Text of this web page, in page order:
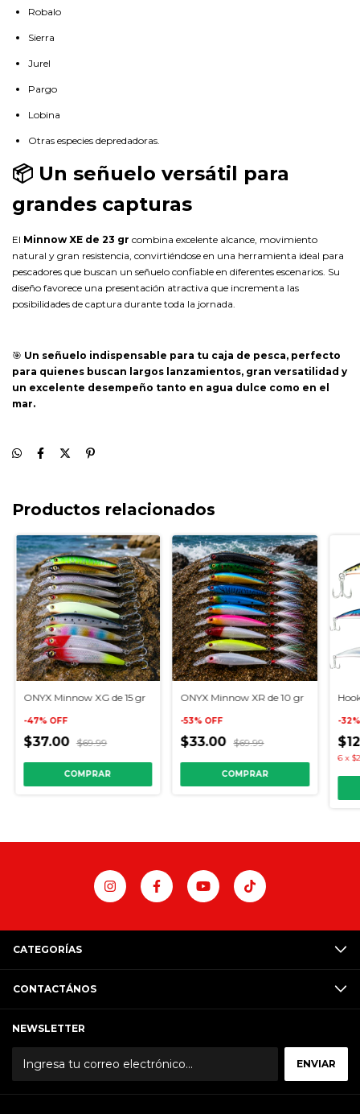
Robalo
Sierra
Jurel
Pargo
Lobina
Otras especies depredadoras.
📦 Un señuelo versátil para
grandes capturas
El Minnow XE de 23 gr combina excelente alcance, movimiento
natural y gran resistencia, convirtiéndose en una herramienta ideal para
pescadores que buscan un señuelo confiable en diferentes escenarios. Su
diseño favorece una presentación atractiva que incrementa las
posibilidades de captura durante toda la jornada.
🎯 Un señuelo indispensable para tu caja de pesca, perfecto
para quienes buscan largos lanzamientos, gran versatilidad y
un excelente desempeño tanto en agua dulce como en el
mar.
Productos relacionados
ONYX Minnow XG de 15 gr
-47% OFF
$37.00 $69.99
COMPRAR
ONYX Minnow XR de 10 gr
-53% OFF
$33.00 $69.99
COMPRAR
-32
6 x
CATEGORÍAS
CONTACTÁNOS
NEWSLETTER